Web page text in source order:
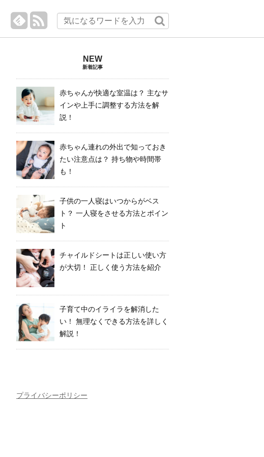
新着記事
赤ちゃんが快適な室温は？ 主なサ
インや上手に調整する方法を解
説！
赤ちゃん連れの外出で知っておき
たい注意点は？ 持ち物や時間帯
も！
子供の一人寝はいつからがベス
ト？ 一人寝をさせる方法とポイン
ト
チャイルドシートは正しい使い方
が大切！ 正しく使う方法を紹介
子育て中のイライラを解消した
い！ 無理なくできる方法を詳しく
解説！
プライバシーポリシー